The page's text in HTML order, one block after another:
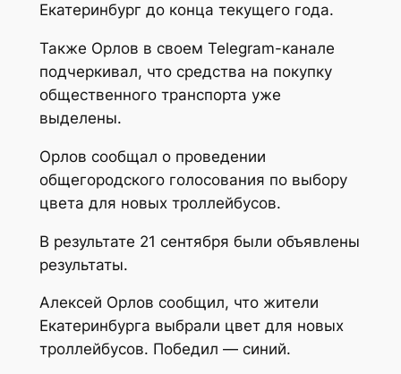
Екатеринбург до конца текущего года.
Также Орлов в своем Telegram-канале
подчеркивал, что средства на покупку
общественного транспорта уже
выделены.
Орлов сообщал о проведении
общегородского голосования по выбору
цвета для новых троллейбусов.
В результате 21 сентября были объявлены
результаты.
Алексей Орлов сообщил, что жители
Екатеринбурга выбрали цвет для новых
троллейбусов. Победил — синий.